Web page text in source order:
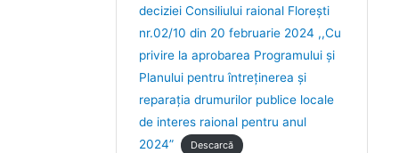
deciziei Consiliului raional Florești
nr.02/10 din 20 februarie 2024 ,,Cu
privire la aprobarea Programului şi
Planului pentru întreţinerea şi
reparaţia drumurilor publice locale
de interes raional pentru anul
2024”
Descarcă